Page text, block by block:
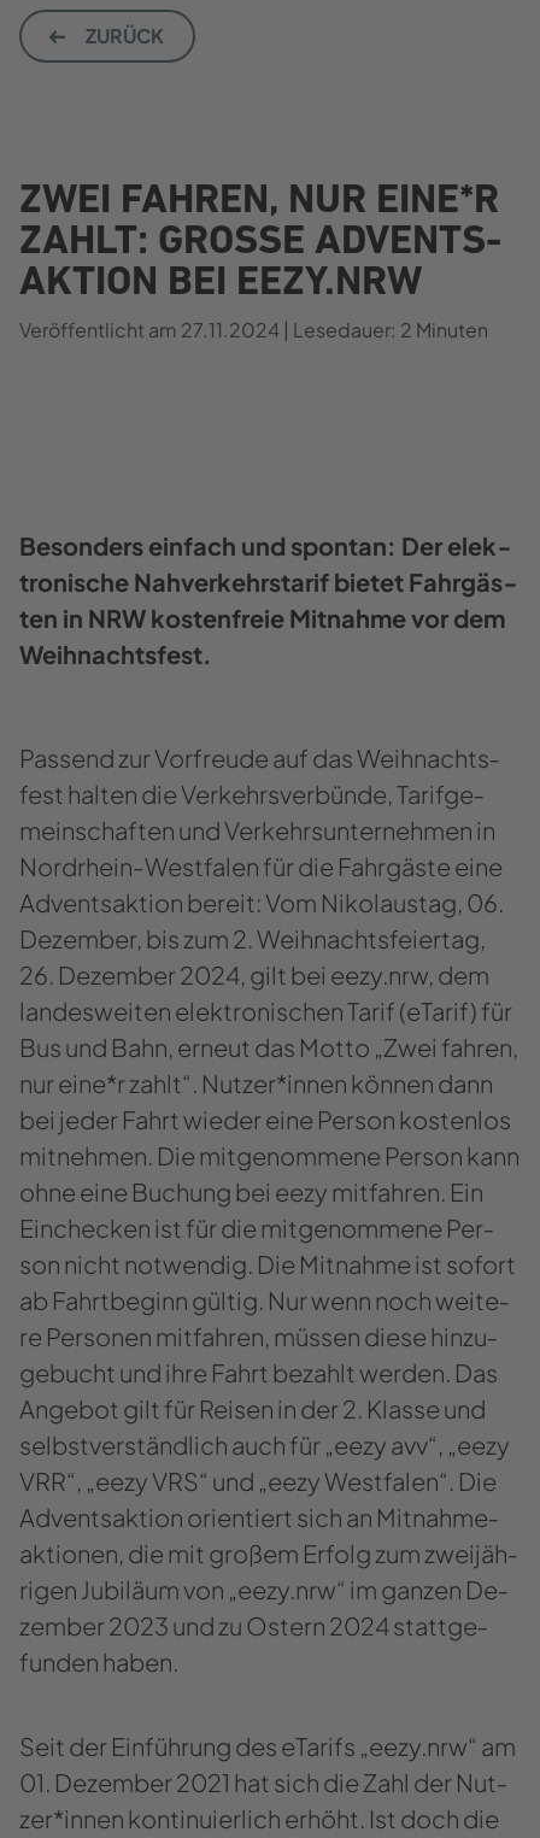
ZU­RÜCK
ZWEI FAH­REN, NUR EINE*R
ZAHLT: GROSSE AD­VENTS­A
K­TI­ON BEI EEZY.NRW
Ver­öf­fent­licht am 27.11.2024 | Le­se­dau­er: 2 Mi­nu­ten
Be­son­ders ein­fach und spon­tan: Der elek­
tro­ni­sche Nah­ver­kehrs­ta­rif bie­tet Fahr­gäs­
ten in NRW kos­ten­freie Mit­nah­me vor dem
Weih­nachts­fest.
Pas­send zur Vor­freu­de auf das Weih­nachts­
fest hal­ten die Ver­kehrs­ver­bün­de, Ta­rif­ge­
mein­schaf­ten und Ver­kehrs­un­ter­neh­men in
Nordrhein-​Westfalen für die Fahr­gäs­te eine
Ad­vents­ak­ti­on be­reit: Vom Ni­ko­laus­tag, 06.
De­zem­ber, bis zum 2. Weih­nachts­fei­er­tag,
26. De­zem­ber 2024, gilt bei eezy.nrw, dem
lan­des­wei­ten elek­tro­ni­schen Tarif (eTa­rif) für
Bus und Bahn, er­neut das Motto „Zwei fah­ren,
nur eine*r zahlt“. Nut­zer*innen kön­nen dann
bei jeder Fahrt wie­der eine Per­son kos­ten­los
mit­neh­men. Die mit­ge­nom­me­ne Per­son kann
ohne eine Bu­chung bei eezy mit­fah­ren. Ein
Ein­che­cken ist für die mit­ge­nom­me­ne Per­
son nicht not­wen­dig. Die Mit­nah­me ist so­fort
ab Fahrt­be­ginn gül­tig. Nur wenn noch wei­te­
re Per­so­nen mit­fah­ren, müs­sen diese hin­zu­
ge­bucht und ihre Fahrt be­zahlt wer­den. Das
An­ge­bot gilt für Rei­sen in der 2. Klas­se und
selbst­ver­ständ­lich auch für „eezy avv“, „eezy
VRR“, „eezy VRS“ und „eezy West­fa­len“. Die
Ad­vents­ak­ti­on ori­en­tiert sich an Mit­nah­me­
ak­tio­nen, die mit gro­ßem Er­folg zum zwei­jäh­
ri­gen Ju­bi­lä­um von „eezy.nrw“ im gan­zen De­
zem­ber 2023 und zu Os­tern 2024 statt­ge­
fun­den haben.
Seit der Ein­füh­rung des eTa­rifs „eezy.nrw“ am
01. De­zem­ber 2021 hat sich die Zahl der Nut­
zer*innen kon­ti­nu­ier­lich er­höht. Ist doch die